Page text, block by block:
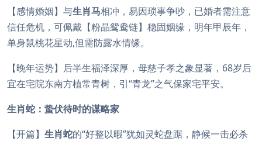
【感情婚姻】与生肖马相冲，易因琐事争吵，已婚者需注意
信任危机，可佩戴【粉晶鸳鸯链】稳固姻缘，明年甲辰年，
单身鼠桃花星动,但需防露水情缘。
【晚年运势】后半生福泽深厚，母慈子孝之象显著，68岁后
宜在宅院东南方植常青树，引“青龙”之气保家宅平安。
生肖蛇：蛰伏待时的谋略家
【开篇】 生肖蛇的“好整以暇”犹如灵蛇盘踞，静候一击必杀